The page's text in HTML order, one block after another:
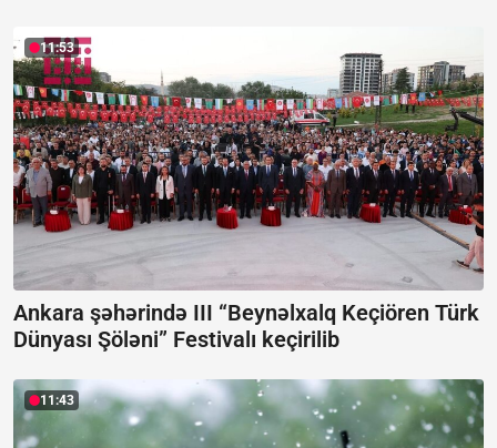
11:53
Ankara şəhərində III “Beynəlxalq Keçiören Türk
Dünyası Şöləni” Festivalı keçirilib
11:43